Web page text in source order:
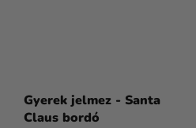
Gyerek jelmez - Santa
Claus bordó